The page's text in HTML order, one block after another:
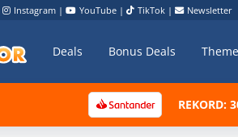
Instagram | YouTube | TikTok | Newsletter
Deals Bonus Deals